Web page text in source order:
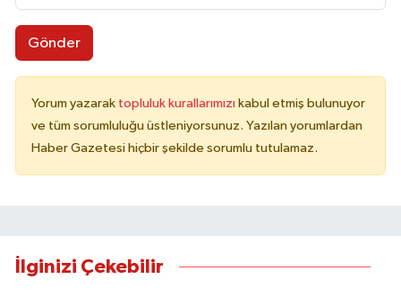
Gönder
Yorum yazarak topluluk kurallarımızı kabul etmiş bulunuyor
ve tüm sorumluluğu üstleniyorsunuz. Yazılan yorumlardan
Haber Gazetesi hiçbir şekilde sorumlu tutulamaz.
İlginizi Çekebilir